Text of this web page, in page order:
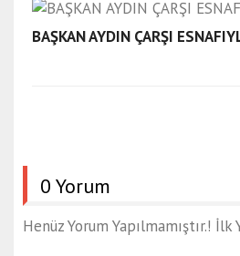
BAŞKAN AYDIN ÇARŞI
0 Yorum
Henüz Yorum Yapılmamıştır.! İlk